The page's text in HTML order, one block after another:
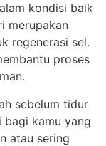
kondisi baik
merupakan
regenerasi sel.
proses
sebelum tidur
bagi kamu yang
atau sering